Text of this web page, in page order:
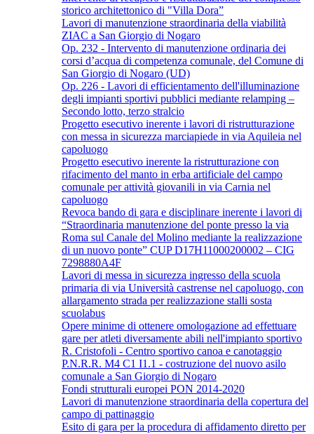
storico architettonico di "Villa Dora”
Lavori di manutenzione straordinaria della viabilità
ZIAC a San Giorgio di Nogaro
Op. 232 - Intervento di manutenzione ordinaria dei
corsi d’acqua di competenza comunale, del Comune di
San Giorgio di Nogaro (UD)
Op. 226 - Lavori di efficientamento dell'illuminazione
degli impianti sportivi pubblici mediante relamping –
Secondo lotto, terzo stralcio
Progetto esecutivo inerente i lavori di ristrutturazione
con messa in sicurezza marciapiede in via Aquileia nel
capoluogo
Progetto esecutivo inerente la ristrutturazione con
rifacimento del manto in erba artificiale del campo
comunale per attività giovanili in via Carnia nel
capoluogo
Revoca bando di gara e disciplinare inerente i lavori di
“Straordinaria manutenzione del ponte presso la via
Roma sul Canale del Molino mediante la realizzazione
di un nuovo ponte” CUP D17H11000200002 – CIG
7298880A4F
Lavori di messa in sicurezza ingresso della scuola
primaria di via Università castrense nel capoluogo, con
allargamento strada per realizzazione stalli sosta
scuolabus
Opere minime di ottenere omologazione ad effettuare
gare per atleti diversamente abili nell'impianto sportivo
R. Cristofoli - Centro sportivo canoa e canotaggio
P.N.R.R. M4 C1 I1.1 - costruzione del nuovo asilo
comunale a San Giorgio di Nogaro
Fondi strutturali europei PON 2014-2020
Lavori di manutenzione straordinaria della copertura del
campo di pattinaggio
Esito di gara per la procedura di affidamento diretto per